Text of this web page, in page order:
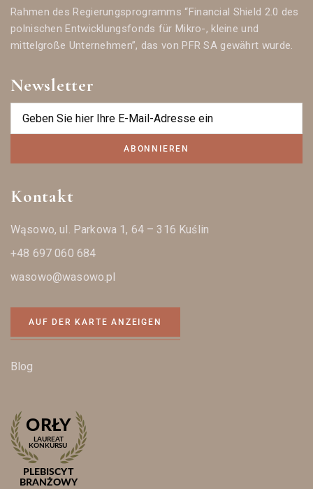
Rahmen des Regierungsprogramms “Financial Shield 2.0 des
polnischen Entwicklungsfonds für Mikro-, kleine und
mittelgroße Unternehmen”, das von PFR SA gewährt wurde.
Newsletter
ABONNIEREN
Kontakt
Wąsowo, ul. Parkowa 1, 64 – 316 Kuślin
+48 697 060 684
wasowo@wasowo.pl
AUF DER KARTE ANZEIGEN
Blog